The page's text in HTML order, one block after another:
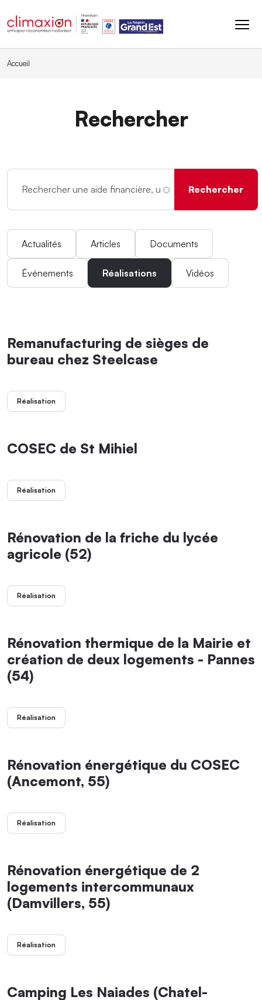
Accueil
Rechercher
Actualités Articles Documents
Événements Réalisations Vidéos
Remanufacturing de sièges de
bureau chez Steelcase
Réalisation
COSEC de St Mihiel
Réalisation
Rénovation de la friche du lycée
agricole (52)
Réalisation
Rénovation thermique de la Mairie et
création de deux logements - Pannes
(54)
Réalisation
Rénovation énergétique du COSEC
(Ancemont, 55)
Réalisation
Rénovation énergétique de 2
logements intercommunaux
(Damvillers, 55)
Réalisation
Camping Les Naiades (Chatel-